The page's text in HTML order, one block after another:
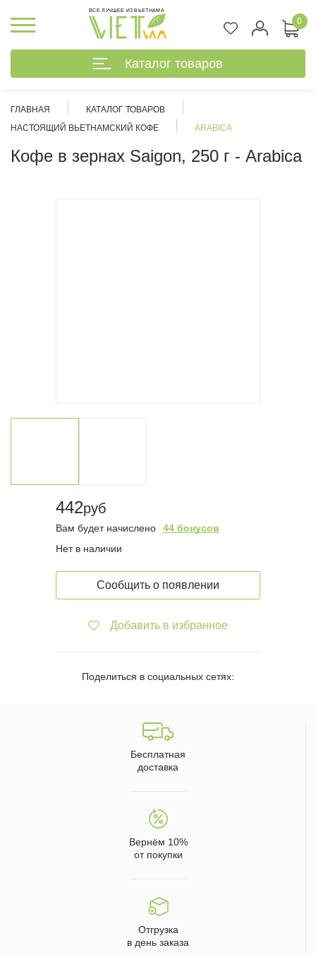
ВСЕ ЛУЧШЕЕ ИЗ ВЬЕТНАМА
0
Каталог товаров
ГЛАВНАЯ
КАТАЛОГ ТОВАРОВ
НАСТОЯЩИЙ ВЬЕТНАМСКИЙ КОФЕ
ARABICA
Кофе в зернах Saigon, 250 г - Arabica
442руб
Вам будет начислено
44 бонусов
Нет в наличии
Сообщить о появлении
Добавить в избранное
Поделиться в социальных сетях:
Бесплатная
доставка
Вернём 10%
от покупки
Отгрузка
в день заказа